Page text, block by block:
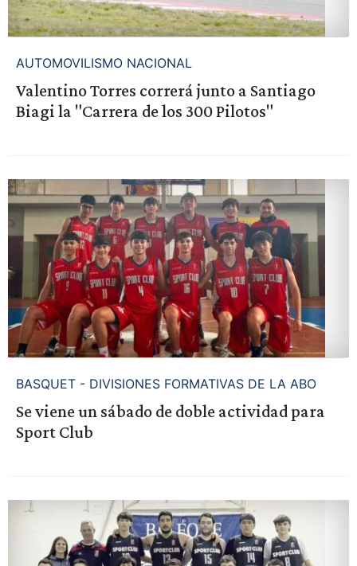
AUTOMOVILISMO NACIONAL
Valentino Torres correrá junto a Santiago
Biagi la "Carrera de los 300 Pilotos"
BASQUET - DIVISIONES FORMATIVAS DE LA ABO
Se viene un sábado de doble actividad para
Sport Club